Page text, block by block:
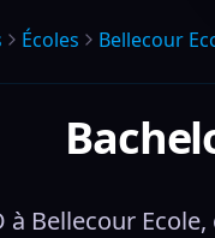
Écoles Bellecour
Bellecour